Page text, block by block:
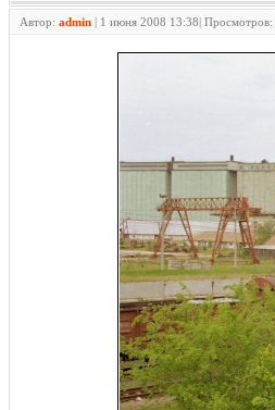
Автор: admin | 1 июня 2008 13:38| Просмотров: